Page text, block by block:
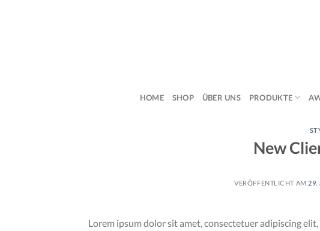
HOME SHOP ÜBER UNS PRODUKTE
New
VERÖFFENTLICHT AM 29.
Lorem ipsum dolor sit amet, consectetuer adipiscing